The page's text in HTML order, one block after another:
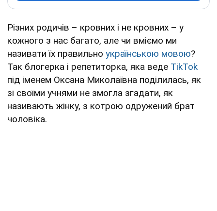
Різних родичів – кровних і не кровних – у
кожного з нас багато, але чи вміємо ми
називати їх правильно українською мовою?
Так блогерка і репетиторка, яка веде TikTok
під іменем Оксана Миколаївна поділилась, як
зі своїми учнями не змогла згадати, як
називають жінку, з котрою одружений брат
чоловіка.